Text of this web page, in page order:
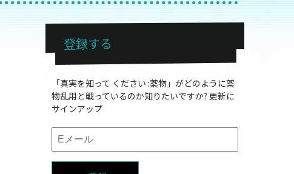
登録する
「真実を知って ください :薬物」がどのように薬
物乱用と戦っているのか知りたいですか? 更新に
サインアップ